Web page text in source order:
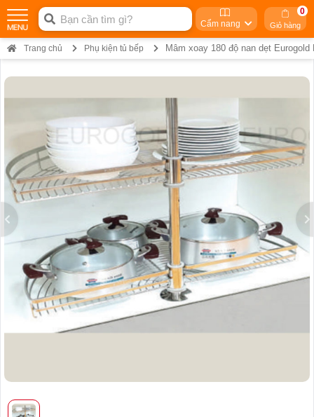
Cẩm nang Giỏ hàng
0
Trang chủ Phụ kiện tủ bếp Mâm xoay 180 độ nan dẹt Eurogold